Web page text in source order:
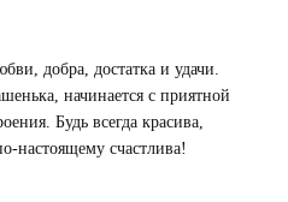
добра, достатка и удачи.
начинается с приятной
Будь всегда красива,
настоящему счастлива!